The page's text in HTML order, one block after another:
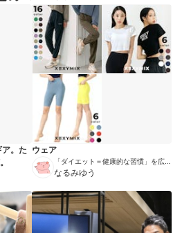
。た ウェア
「ダイエット＝健康的な習慣」を広め
る伝道師
なるみゆう